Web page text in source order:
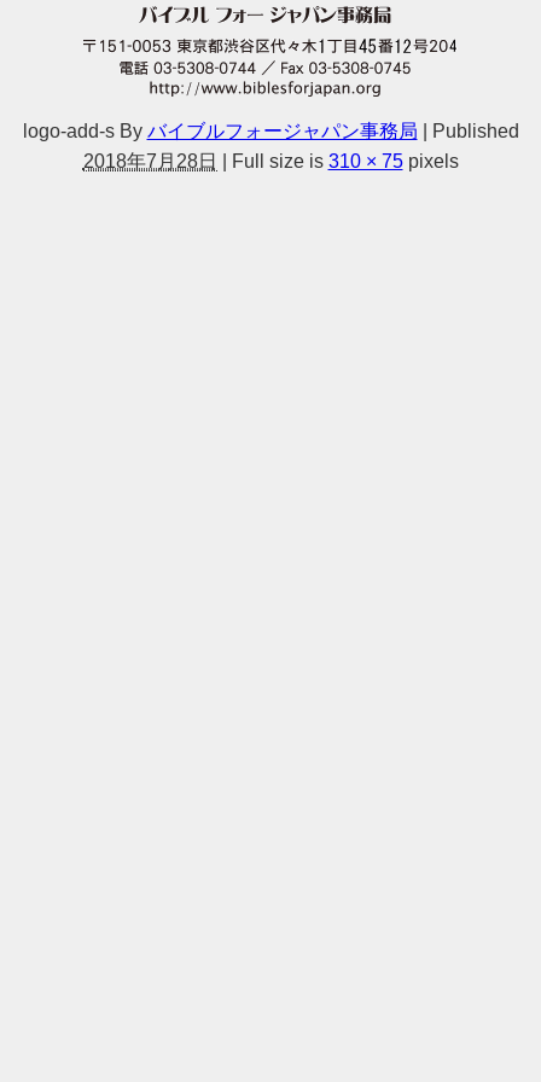
logo-add-s By バイブルフォージャパン事務局
Published
2018年7月28日
Full size is 310 × 75pixels